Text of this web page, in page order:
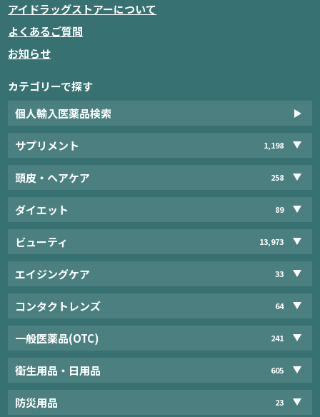
アイドラッグストアーについて
よくあるご質問
お知らせ
カテゴリーで探す
個人輸入医薬品検索
サプリメント 1,198
頭皮・ヘアケア 258
ダイエット 89
ビューティ 13,973
エイジングケア 33
コンタクトレンズ 64
一般医薬品(OTC) 241
衛生用品・日用品 605
防災用品 23